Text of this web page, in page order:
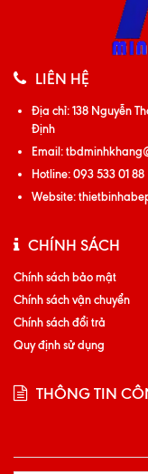
LIÊN HỆ
Địa chỉ:138 Nguyễn
Định
Email:
Hotline:093 533 01 88
Website:
CHÍNH SÁCH
Chính sách bảo mật
Chính sách vận chuyển
Chính sách đổi trả
Quy định sử dụng
THÔNG TIN